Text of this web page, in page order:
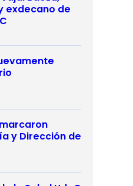
exdecano de
y Dirección de